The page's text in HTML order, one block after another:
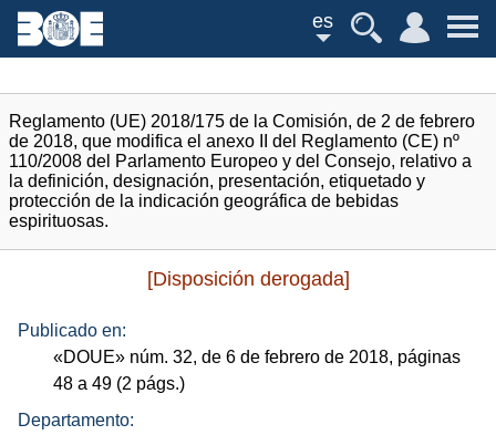
es
Reglamento (UE) 2018/175 de la Comisión, de 2 de febrero
de 2018, que modifica el anexo II del Reglamento (CE) nº
110/2008 del Parlamento Europeo y del Consejo, relativo a
la definición, designación, presentación, etiquetado y
protección de la indicación geográfica de bebidas
espirituosas.
[Disposición derogada]
Publicado en:
«DOUE» núm. 32, de 6 de febrero de 2018, páginas
48 a 49 (2 págs.)
Departamento: